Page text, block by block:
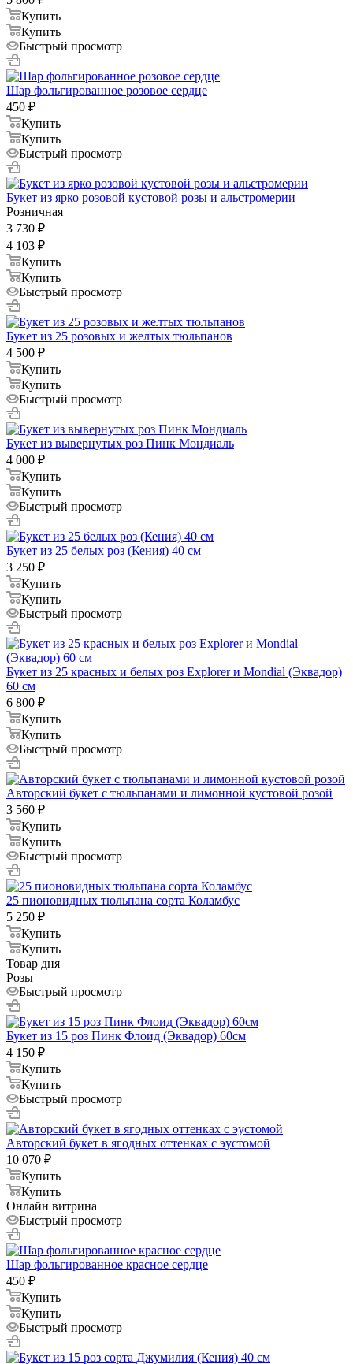
Купить
Купить
Быстрый просмотр
Шар фольгированное розовое сердце
450 ₽
Купить
Купить
Быстрый просмотр
Букет из ярко розовой кустовой розы и альстромерии
Розничная
3 730 ₽
4 103 ₽
Купить
Купить
Быстрый просмотр
Букет из 25 розовых и желтых тюльпанов
4 500 ₽
Купить
Купить
Быстрый просмотр
Букет из вывернутых роз Пинк Мондиаль
4 000 ₽
Купить
Купить
Быстрый просмотр
Букет из 25 белых роз (Кения) 40 см
3 250 ₽
Купить
Купить
Быстрый просмотр
Букет из 25 красных и белых роз Explorer и Mondial (Эквадор)
60 см
6 800 ₽
Купить
Купить
Быстрый просмотр
Авторский букет с тюльпанами и лимонной кустовой розой
3 560 ₽
Купить
Купить
Быстрый просмотр
25 пионовидных тюльпана сорта Коламбус
5 250 ₽
Купить
Купить
Товар дня
Розы
Быстрый просмотр
Букет из 15 роз Пинк Флоид (Эквадор) 60см
4 150 ₽
Купить
Купить
Быстрый просмотр
Авторский букет в ягодных оттенках с эустомой
10 070 ₽
Купить
Купить
Онлайн витрина
Быстрый просмотр
Шар фольгированное красное сердце
450 ₽
Купить
Купить
Быстрый просмотр